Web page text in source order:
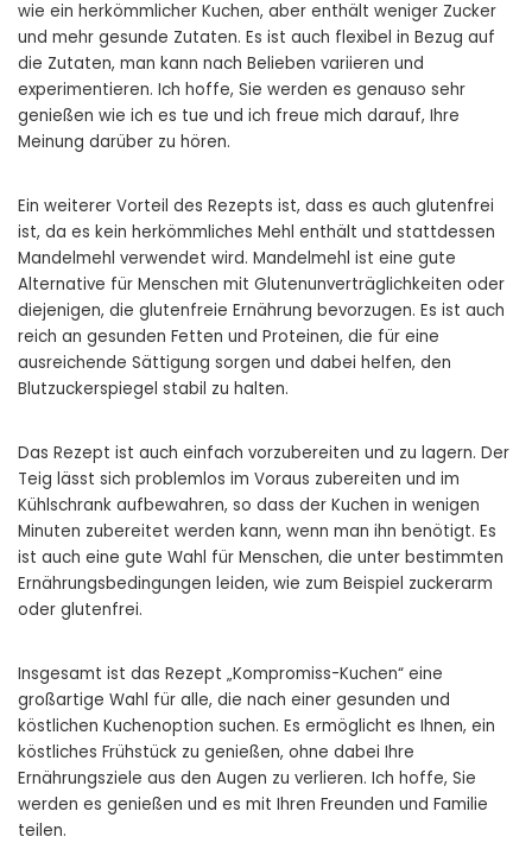
wie ein herkömmlicher Kuchen, aber enthält weniger Zucker
und mehr gesunde Zutaten. Es ist auch flexibel in Bezug auf
die Zutaten, man kann nach Belieben variieren und
experimentieren. Ich hoffe, Sie werden es genauso sehr
genießen wie ich es tue und ich freue mich darauf, Ihre
Meinung darüber zu hören.
Ein weiterer Vorteil des Rezepts ist, dass es auch glutenfrei
ist, da es kein herkömmliches Mehl enthält und stattdessen
Mandelmehl verwendet wird. Mandelmehl ist eine gute
Alternative für Menschen mit Glutenunverträglichkeiten oder
diejenigen, die glutenfreie Ernährung bevorzugen. Es ist auch
reich an gesunden Fetten und Proteinen, die für eine
ausreichende Sättigung sorgen und dabei helfen, den
Blutzuckerspiegel stabil zu halten.
Das Rezept ist auch einfach vorzubereiten und zu lagern. Der
Teig lässt sich problemlos im Voraus zubereiten und im
Kühlschrank aufbewahren, so dass der Kuchen in wenigen
Minuten zubereitet werden kann, wenn man ihn benötigt. Es
ist auch eine gute Wahl für Menschen, die unter bestimmten
Ernährungsbedingungen leiden, wie zum Beispiel zuckerarm
oder glutenfrei.
Insgesamt ist das Rezept „Kompromiss-Kuchen“ eine
großartige Wahl für alle, die nach einer gesunden und
köstlichen Kuchenoption suchen. Es ermöglicht es Ihnen, ein
köstliches Frühstück zu genießen, ohne dabei Ihre
Ernährungsziele aus den Augen zu verlieren. Ich hoffe, Sie
werden es genießen und es mit Ihren Freunden und Familie
teilen.